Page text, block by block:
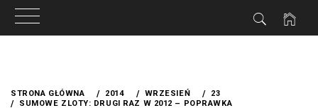
treści
STRONA GŁÓWNA 2014 WRZESIEŃ
23
SUMOWE ZLOTY: DRUGI RAZ W 2012 – POPRAWKA